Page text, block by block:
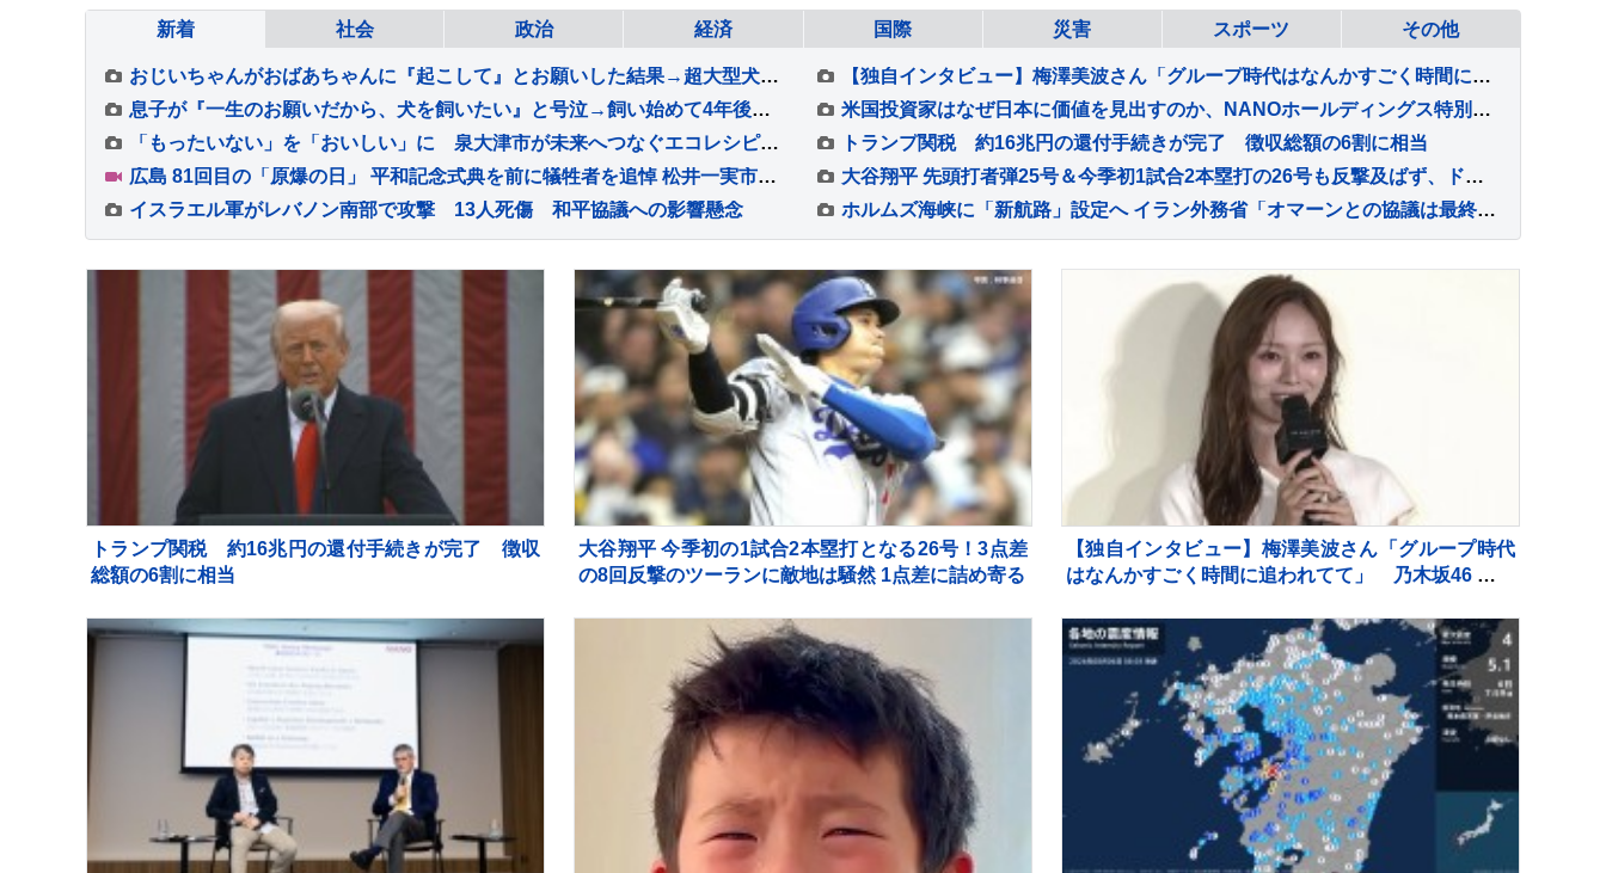
新着 社会 政治 経済 国際 災害 スポーツ その他
おじいちゃんがおばあちゃんに『起こして』とお願いした結果→超大型犬が…容赦ない『嫉妬の仕方』が94万再生「手加減なしで草」「愛憎劇ｗ」
【独自インタビュー】梅澤美波さん「グループ時代はなんかすごく時間に追われてて」 乃木坂46 卒業後の変化 “仕事前のゆったり時間” とは
息子が『一生のお願いだから、犬を飼いたい』と号泣→飼い始めて4年後の現在…思わず感動する『成長記録』が255万再生「素敵」「愛溢れてる」
米国投資家はなぜ日本に価値を見出すのか、NANOホールディングス特別対談で語られた日本発サイエンスの可能性
「もったいない」を「おいしい」に 泉大津市が未来へつなぐエコレシピNo.1グランプリ
トランプ関税 約16兆円の還付手続きが完了 徴収総額の6割に相当
広島 81回目の「原爆の日」 平和記念式典を前に犠牲者を追悼 松井一実市長は核廃絶訴えへ
大谷翔平 先頭打者弾25号＆今季初1試合2本塁打の26号も反撃及ばず、ド軍6戦連続逆転負けで今季ワースト更新の6連敗 今永は8勝目
イスラエル軍がレバノン南部で攻撃 13人死傷 和平協議への影響懸念
ホルムズ海峡に「新航路」設定へ イラン外務省「オマーンとの協議は最終段階」 最高指導者モジタバ師の承認待ち
トランプ関税 約16兆円の還付手続きが完了 徴収
総額の6割に相当
大谷翔平 今季初の1試合2本塁打となる26号！3点差
の8回反撃のツーランに敵地は騒然 1点差に詰め寄る
【独自インタビュー】梅澤美波さん「グループ時代
はなんかすごく時間に追われてて」 乃木坂46 卒業